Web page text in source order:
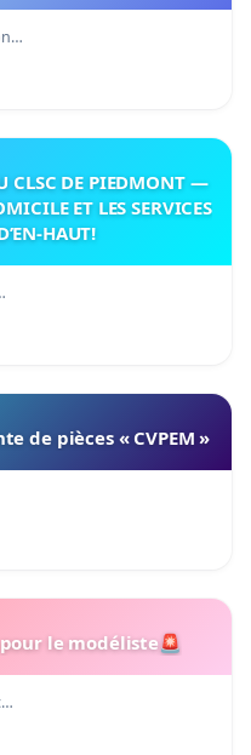
CLSC DE PIEDMONT —
ET LES SERVICES
HAUT!
de pièces « CVPEM »
le modéliste🚨